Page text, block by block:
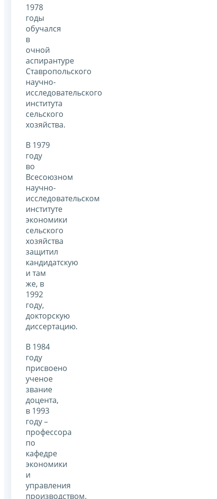
1978
годы
обучался
в
очной
аспирантуре
Ставропольского
научно-
исследовательского
института
сельского
хозяйства.
В 1979
году
во
Всесоюзном
научно-
исследовательском
институте
экономики
сельского
хозяйства
защитил
кандидатскую
и там
же, в
1992
году,
докторскую
диссертацию.
В 1984
году
присвоено
ученое
звание
доцента,
в 1993
году –
профессора
по
кафедре
экономики
и
управления
производством.